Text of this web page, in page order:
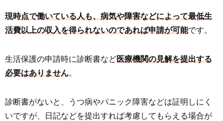
現時点で働いている人も、病気や障害などによって最低生
活費以上の収入を得られないのであれば申請が可能です。
生活保護の申請時に診断書など医療機関の見解を提出する
必要はありません。
診断書がないと、うつ病やパニック障害などは証明しにく
いですが、日記などを提出すれば考慮してもらえる場合が